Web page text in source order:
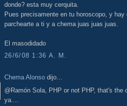
donde? esta muy cerquita.
Pues precisamente en tu horoscopo, y hay
parchearte a ti y a chema juas juas juas.
El masodidado
26/6/08 1:36 A. M.
Chema Alonso dijo...
@Ramón Sola, PHP or not PHP, that's the
ya....